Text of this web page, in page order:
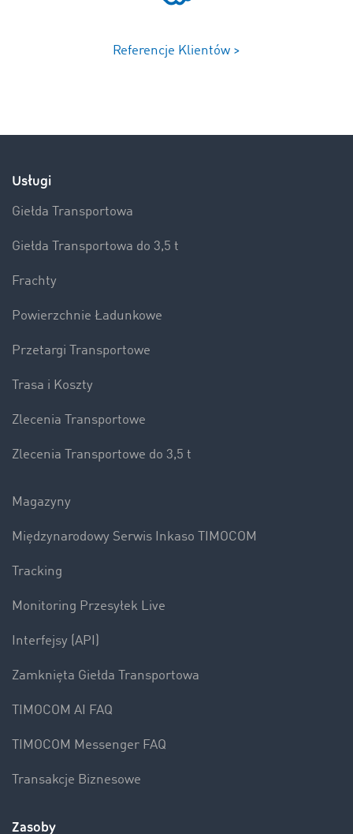
Referencje Klientów >
Usługi
Giełda Transportowa
Giełda Transportowa do 3,5 t
Frachty
Powierzchnie Ładunkowe
Przetargi Transportowe
Trasa i Koszty
Zlecenia Transportowe
Zlecenia Transportowe do 3,5 t
Magazyny
Międzynarodowy Serwis Inkaso TIMOCOM
Tracking
Monitoring Przesyłek Live
Interfejsy (API)
Zamknięta Giełda Transportowa
TIMOCOM AI FAQ
TIMOCOM Messenger FAQ
Transakcje Biznesowe
Zasoby